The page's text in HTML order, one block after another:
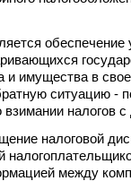
обеспечение
и имущества в
ситуацию -
налогов
налоговой
между